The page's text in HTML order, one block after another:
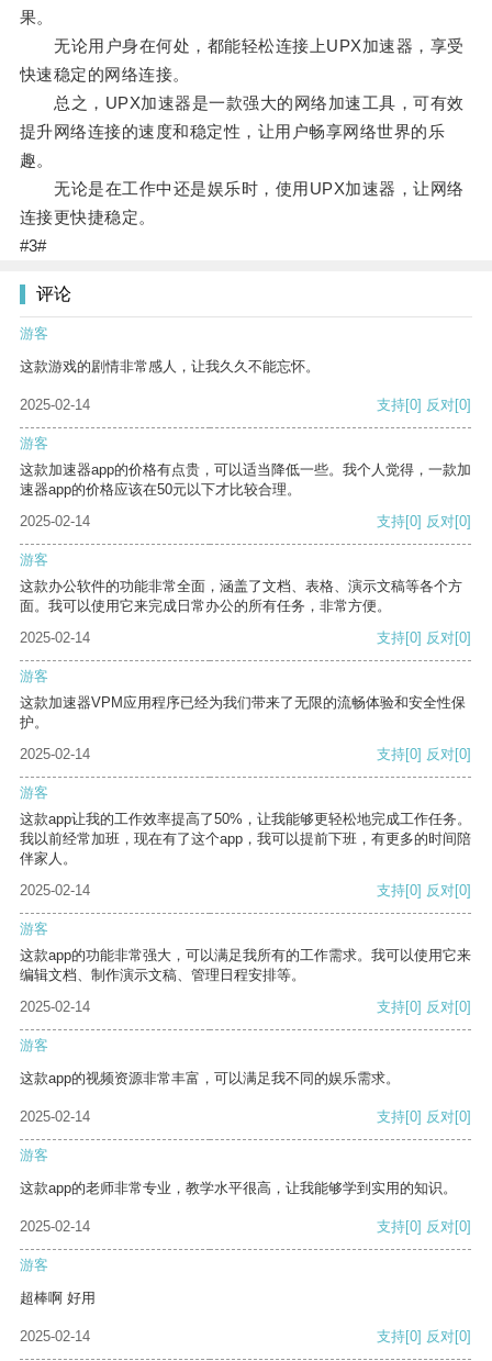
果。
无论用户身在何处，都能轻松连接上UPX加速器，享受
快速稳定的网络连接。
总之，UPX加速器是一款强大的网络加速工具，可有效
提升网络连接的速度和稳定性，让用户畅享网络世界的乐
趣。
无论是在工作中还是娱乐时，使用UPX加速器，让网络
连接更快捷稳定。
#3#
评论
游客
这款游戏的剧情非常感人，让我久久不能忘怀。
2025-02-14 支持[0] 反对[0]
游客
这款加速器app的价格有点贵，可以适当降低一些。我个人觉得，一款加
速器app的价格应该在50元以下才比较合理。
2025-02-14
支持[0] 反对[0]
游客
这款办公软件的功能非常全面，涵盖了文档、表格、演示文稿等各个方
面。我可以使用它来完成日常办公的所有任务，非常方便。
2025-02-14
支持[0] 反对[0]
游客
这款加速器VPM应用程序已经为我们带来了无限的流畅体验和安全性保
护。
2025-02-14
支持[0] 反对[0]
游客
这款app让我的工作效率提高了50%，让我能够更轻松地完成工作任务。
我以前经常加班，现在有了这个app，我可以提前下班，有更多的时间陪
伴家人。
2025-02-14
支持[0] 反对[0]
游客
这款app的功能非常强大，可以满足我所有的工作需求。我可以使用它来
编辑文档、制作演示文稿、管理日程安排等。
2025-02-14
支持[0] 反对[0]
游客
这款app的视频资源非常丰富，可以满足我不同的娱乐需求。
2025-02-14 支持[0] 反对[0]
游客
这款app的老师非常专业，教学水平很高，让我能够学到实用的知识。
2025-02-14 支持[0] 反对[0]
游客
超棒啊 好用
2025-02-14 支持[0] 反对[0]